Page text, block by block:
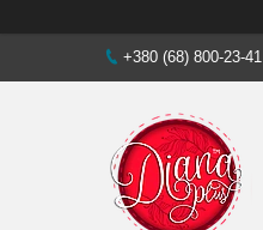
+380 (68) 800-23-41